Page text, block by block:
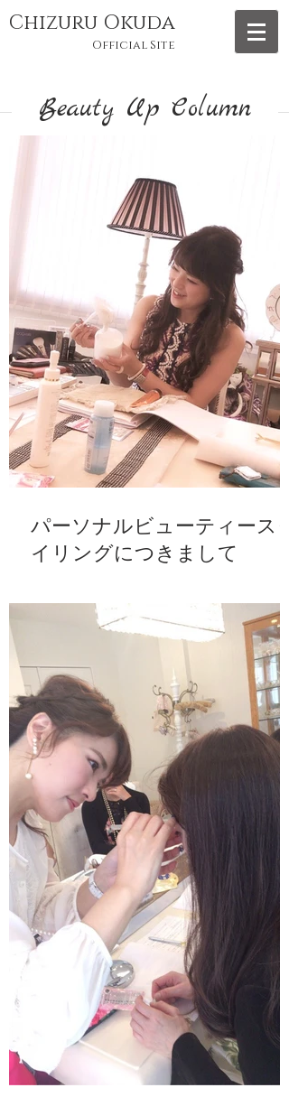
Chizuru Okuda
Official Site
Beauty Up Column
パーソナルビューティースタ
イリングにつきまして